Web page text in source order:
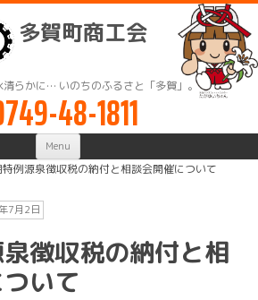
多賀町商工会
清らかに… いのちのふるさと「多賀」。
48-1811
Menu Skip
content
例源泉徴収税の納付と相談会開催について
7月2日
徴収税の納付と相
いて